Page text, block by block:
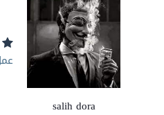
rimas muhamad